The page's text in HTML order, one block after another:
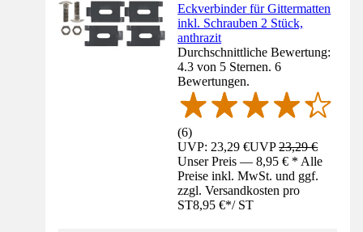
Eckverbinder für Gittermatten
inkl. Schrauben 2 Stück,
anthrazit
Durchschnittliche Bewertung:
4.3 von 5 Sternen. 6
Bewertungen.
(6)
UVP: 23,29 €UVP23,29 €
Unser Preis — 8,95 € * Alle
Preise inkl. MwSt. und ggf.
zzgl. Versandkosten pro
ST8,95 €*/ ST